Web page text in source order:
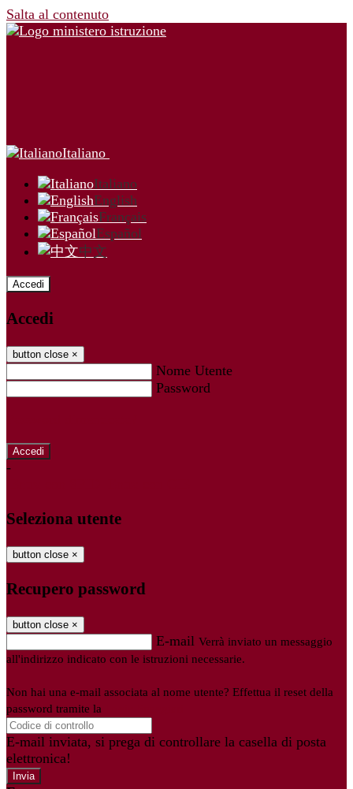
Salta al contenuto
Italiano
Italiano
English
Français
Español
中文
Accedi
Accedi
button close ×
Nome Utente
Password
-
Seleziona utente
button close ×
Recupero password
button close ×
E-mail Verrà inviato un messaggio
all'indirizzo indicato con le istruzioni necessarie.
Non hai una e-mail associata al nome utente? Effettua il reset della
password tramite la
E-mail inviata, si prega di controllare la casella di posta
elettronica!